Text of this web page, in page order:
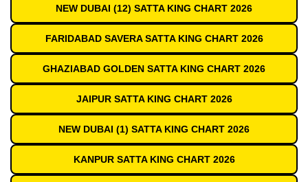
NEW DUBAI (12) SATTA KING CHART 2026
FARIDABAD SAVERA SATTA KING CHART 2026
GHAZIABAD GOLDEN SATTA KING CHART 2026
JAIPUR SATTA KING CHART 2026
NEW DUBAI (1) SATTA KING CHART 2026
KANPUR SATTA KING CHART 2026